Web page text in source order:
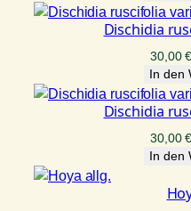
Dischidia
30,00€
In den
Dischidia
30,00€
In den